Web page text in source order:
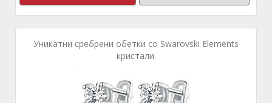
Уникатни сребрени обетки со Swarovski Elements
кристали.